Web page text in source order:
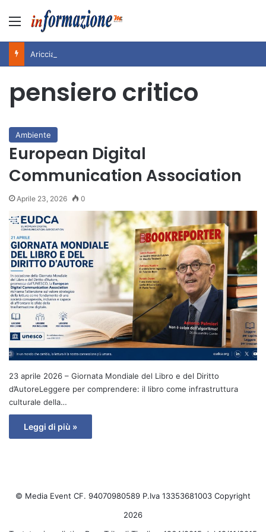
Menu
pensiero critico
Ambiente
European Digital
Communication Association
Aprile 23, 2026 0
23 aprile 2026 – Giornata Mondiale del Libro e del Diritto
d’AutoreLeggere per comprendere: il libro come infrastruttura
culturale della…
Leggi di più »
© Media Event CF. 94070980589 P.Iva 13353681003 Copyright
2026